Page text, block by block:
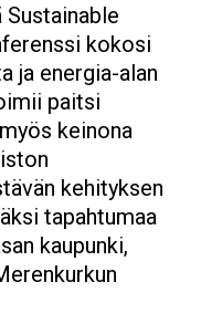
kokosi
ja energia-alan
paitsi
keinona
kehityksen
tapahtumaa
kaupunki,